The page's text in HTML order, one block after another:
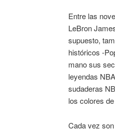
Entre las
LeBron
supuesto,
históricos -
mano sus
leyendas
sudaderas
los colores
Cada vez